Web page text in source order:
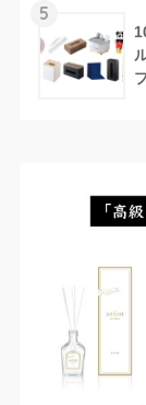
5